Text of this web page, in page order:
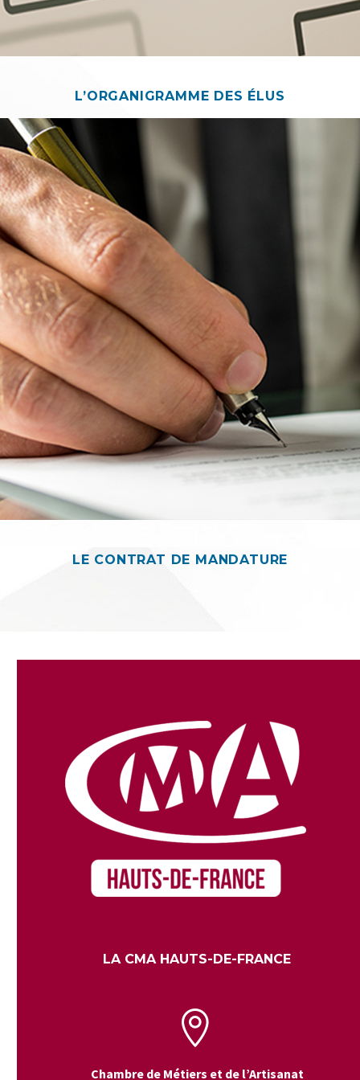
L’ORGANIGRAMME DES ÉLUS
LE CONTRAT DE MANDATURE
LA CMA HAUTS-DE-FRANCE


Chambre de Métiers et de l’Artisanat